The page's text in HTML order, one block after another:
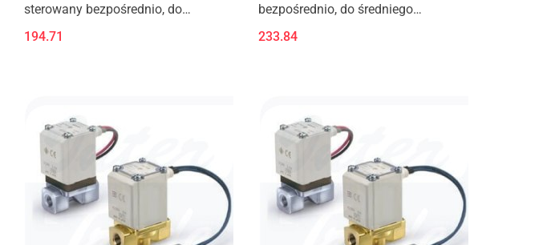
sterowany bezpośrednio, do
podciśnienia/wody/oleju/pary.
194.71
bezpośrednio, do średniego
(Nowy produkt)
233.84